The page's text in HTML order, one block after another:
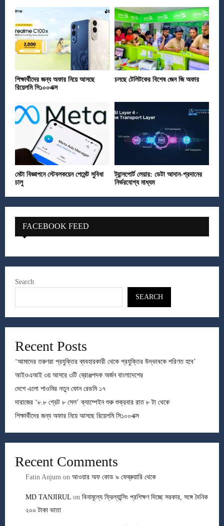
শিক্ষার্থীদের জন্য অফার নিয়ে আসছে
রিয়েলমি সি১০০এক্স
চলছে টেলিটকের বিশেষ জেন জি অফার
মেটা বিজ্ঞাপনে স্টেবলকয়েন পেমেন্ট সুবিধা
চালু
ট্রান্সপোর্ট লেয়ার: ডেটা আদান-প্রদানের
নির্ভরযোগ্য মাধ্যম
FACEBOOK FEED
Search
SEARCH
Recent Posts
‘আমাদের তরুণরা প্রযুক্তির ব্যবহারকারী থেকে প্রযুক্তির উদ্ভাবকে পরিণত হবে’
আইওএআই ৩য় আসরে ৩টি ব্রোঞ্জপদক অর্জন বাংলাদেশের
দেশে এলো শাওমির নতুন ফোন রেডমি ১৭
দারাজের ‘৮.৮ গ্রেট ৮ সেল’ ক্যাম্পেইন শুরু শুক্রবার রাত ৮ টা থেকে
শিক্ষার্থীদের জন্য অফার নিয়ে আসছে রিয়েলমি সি১০০এক্স
Recent Comments
Fatin Anjum on আওয়ার অফ কোড ৯ ফেব্রুয়ারি থেকে
MD TANJIRUL on বিনামূল্যে ফ্রিল্যান্সিং প্রশিক্ষণ দিচ্ছে সরকার, সঙ্গে দৈনিক
২০০ টাকা ভাতা